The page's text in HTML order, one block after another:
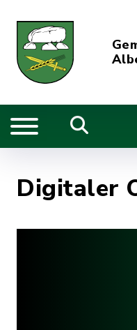
Digitaler